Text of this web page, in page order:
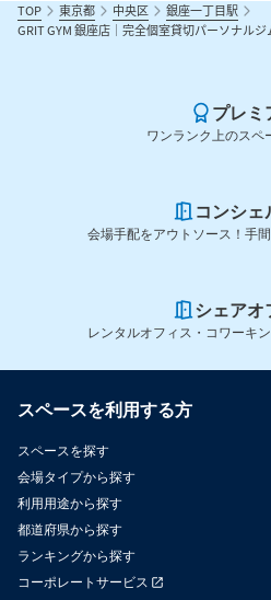
TOP 東京都 中央区
銀座一丁目駅
GRIT GYM 銀座店｜完全個室貸切パーソナルジ
プレミ
ワンランク上のスペ
コンシェ
会場手配をアウトソース！手
シェアオ
レンタルオフィス・コワーキ
スペースを利用する方
スペースを探す
会場タイプから探す
利用用途から探す
都道府県から探す
ランキングから探す
コーポレートサービス